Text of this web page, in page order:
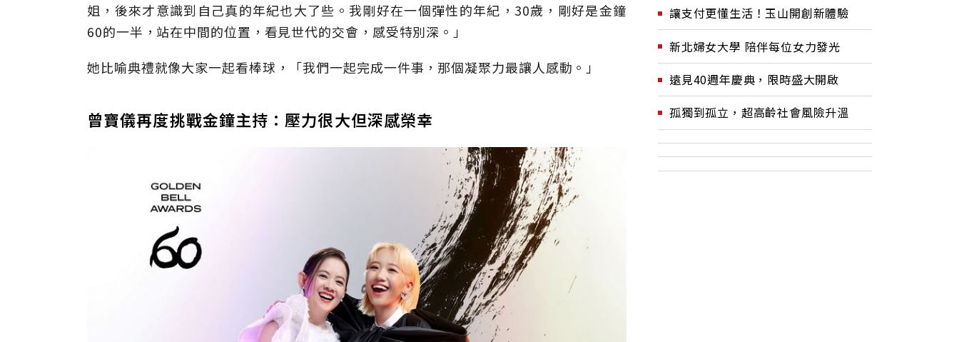
姐，後來才意識到自己真的年紀也大了些。我剛好在一個彈性的年紀，30歲，剛好是金鐘
60的一半，站在中間的位置，看見世代的交會，感受特別深。」
她比喻典禮就像大家一起看棒球，「我們一起完成一件事，那個凝聚力最讓人感動。」
曾寶儀再度挑戰金鐘主持：壓力很大但深感榮幸
讓支付更懂生活！玉山開創新體驗
新北婦女大學 陪伴每位女力發光
遠見40週年慶典，限時盛大開啟
孤獨到孤立，超高齡社會風險升溫